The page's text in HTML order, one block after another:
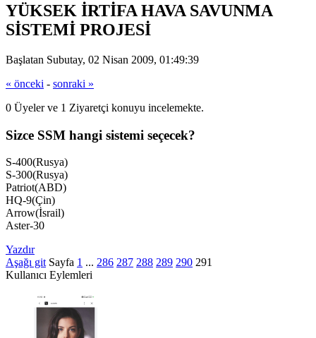
YÜKSEK İRTİFA HAVA SAVUNMA
SİSTEMİ PROJESİ
Başlatan Subutay, 02 Nisan 2009, 01:49:39
« önceki - sonraki »
0 Üyeler ve 1 Ziyaretçi konuyu incelemekte.
Sizce SSM hangi sistemi seçecek?
S-400(Rusya)
S-300(Rusya)
Patriot(ABD)
HQ-9(Çin)
Arrow(İsrail)
Aster-30
Yazdır
Aşağı git Sayfa 1 ... 286 287 288 289 290 291
Kullanıcı Eylemleri